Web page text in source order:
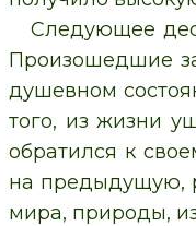
Следующее
Произошедшие
душевном
того, из жизни
обратился к
на предыдущую,
мира, природы,